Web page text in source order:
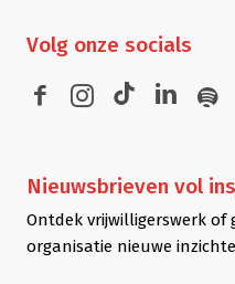
Volg onze socials
Nieuwsbrieven vol
Ontdek vrijwilligerswerk of
organisatie nieuwe